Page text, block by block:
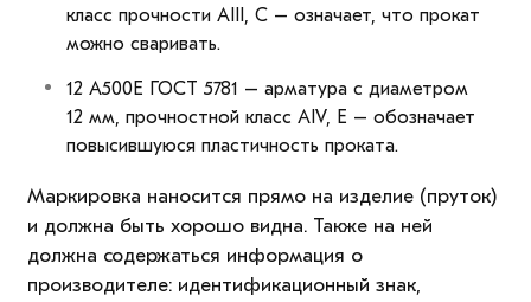
класс прочности АIII, С – означает, что прокат
можно сваривать.
12 А500Е ГОСТ 5781 – арматура с диаметром
12 мм, прочностной класс АIV, Е – обозначает
повысившуюся пластичность проката.
Маркировка наносится прямо на изделие (пруток)
и должна быть хорошо видна. Также на ней
должна содержаться информация о
производителе: идентификационный знак,